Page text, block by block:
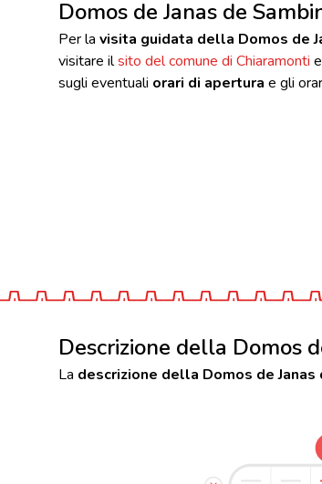
Domos de Janas de
Per la visita guidata della Domos de
visitare ilsito del comune di Chiaramonti
sugli eventuali orari di apertura e gli
Descrizione della Domos
La descrizione della Domos de Janas